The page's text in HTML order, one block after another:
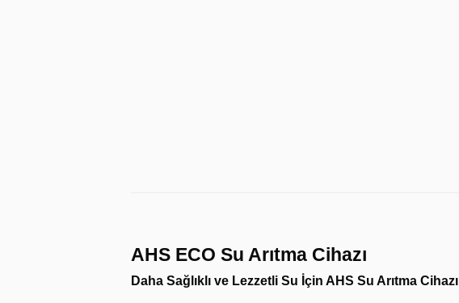
AHS ECO Su Arıtma Cihazı
Daha Sağlıklı ve Lezzetli Su İçin AHS Su Arıtma Cihazı